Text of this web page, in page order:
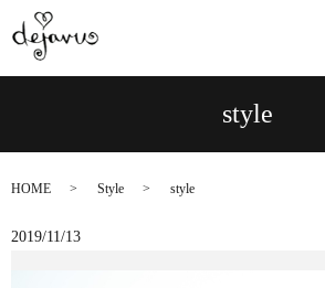
style
HOME Style style
2019/11/13